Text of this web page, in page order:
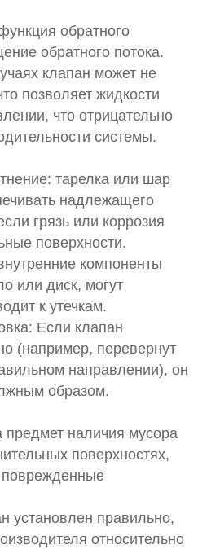
обратного
обратного потока.
клапан может не
позволяет жидкости
что отрицательно
системы.
тарелка или шар
надлежащего
грязь или коррозия
поверхности.
компоненты
или диск, могут
к утечкам.
Если клапан
(например, перевернут
направлении), он
образом.
предмет наличия мусора
поверхностях,
поврежденные
установлен правильно,
относительно